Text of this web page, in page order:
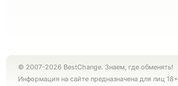
© 2007-2026 BestChange. Знаем, где обменять!
Информация на сайте предназначена для лиц 18+